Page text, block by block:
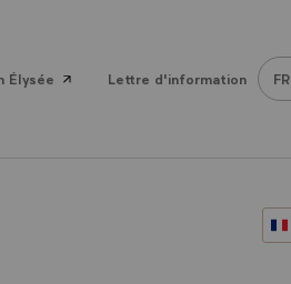
Élysée Lettre d'information FR